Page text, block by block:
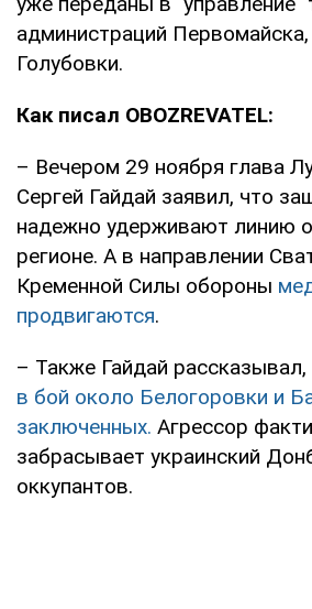
администраций
Голубовки.
Как писал OBOZREVATEL:
– Вечером 29 ноября глава
Сергей Гайдай заявил, что
надежно удерживают линию
регионе. А в направлении
Кременной Силы обороны
продвигаются.
– Также Гайдай рассказывал,
в бой около Белогоровки и
заключенных. Агрессор
забрасывает украинский
оккупантов.